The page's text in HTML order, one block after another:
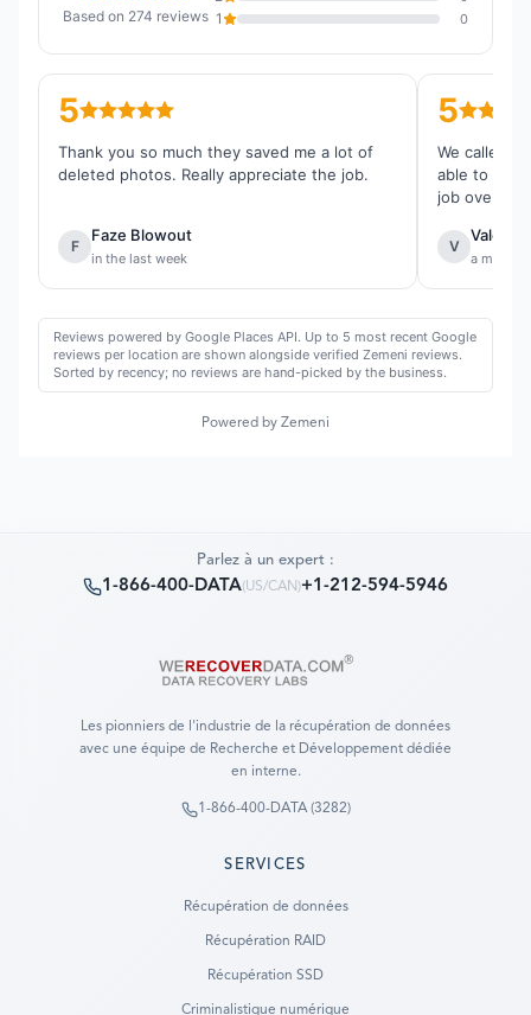
Based on 274 reviews 1 0
5
Thank you so much they saved me a lot of
deleted photos. Really appreciate the job.
F
Faze Blowout
in the last week
5
We called
able to
job overall.
V
a month
Reviews powered by Google Places API. Up to 5 most recent Google
reviews per location are shown alongside verified Zemeni reviews.
Sorted by recency; no reviews are hand-picked by the business.
Powered by Zemeni
Parlez à un expert :
1-866-400-DATA(US/CAN )+1-212-594-5946
Les pionniers de l'industrie de la récupération de données
avec une équipe de Recherche et Développement dédiée
en interne.
1-866-400-DATA (3282)
SERVICES
Récupération de données
Récupération RAID
Récupération SSD
Criminalistique numérique